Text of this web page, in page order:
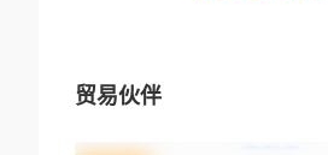
贸易伙伴